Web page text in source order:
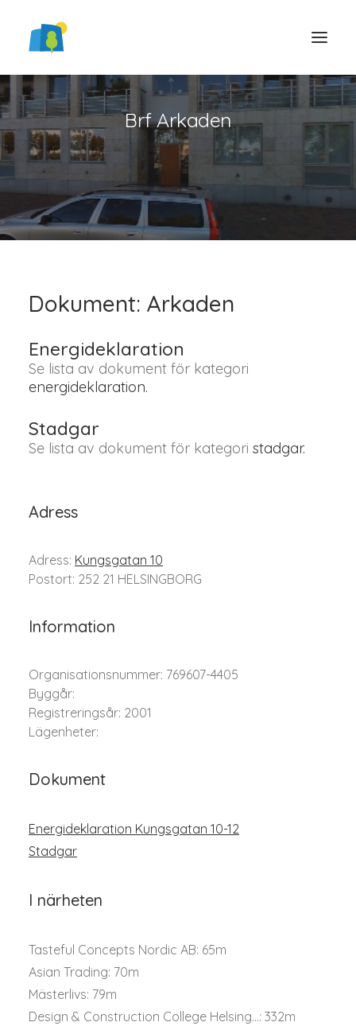
Brf Arkaden
Dokument: Arkaden
Energideklaration
Se lista av dokument för kategori
energideklaration.
Stadgar
Se lista av dokument för kategori stadgar.
Adress
Adress: Kungsgatan 10
Postort: 252 21 HELSINGBORG
Information
Organisationsnummer: 769607-4405
Byggår:
Registreringsår: 2001
Lägenheter:
Dokument
Energideklaration Kungsgatan 10-12
Stadgar
I närheten
Tasteful Concepts Nordic AB: 65m
Asian Trading: 70m
Mästerlivs: 79m
Design & Construction College Helsing...: 332m